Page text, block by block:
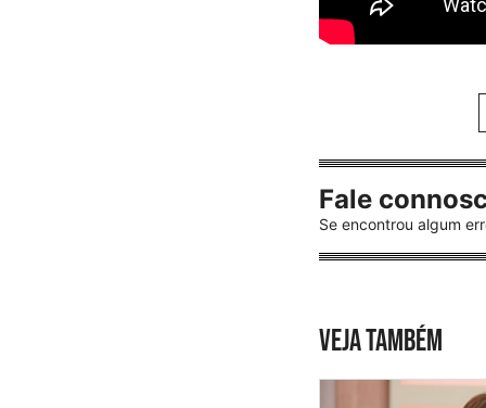
Fale
Se encontrou algum
VEJA TAMBÉM